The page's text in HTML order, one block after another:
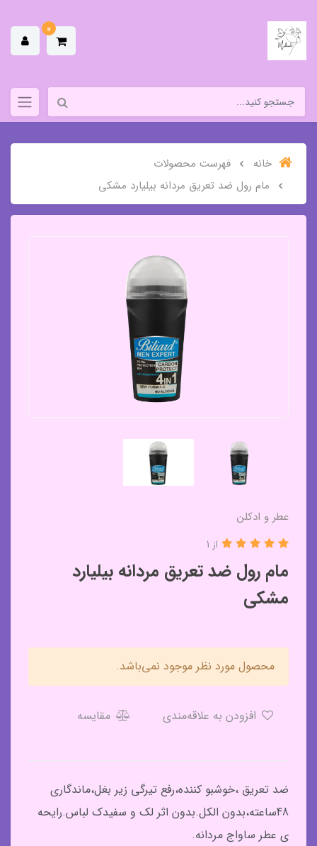
0
خانه
فهرست محصولات
مام رول ضد تعریق مردانه بیلیارد مشکی
عطر و ادکلن
مام رول ضد تعریق مردانه بیلیارد
مشکی
از 1
محصول مورد نظر موجود نمی‌باشد.
مقایسه
ضد تعریق ،خوشبو کننده،رفع تیرگی زیر بغل،ماندگاری
48ساعته،بدون الکل.بدون اثر لک و سفیدک لباس.رایحه
ی عطر ساواج مردانه.